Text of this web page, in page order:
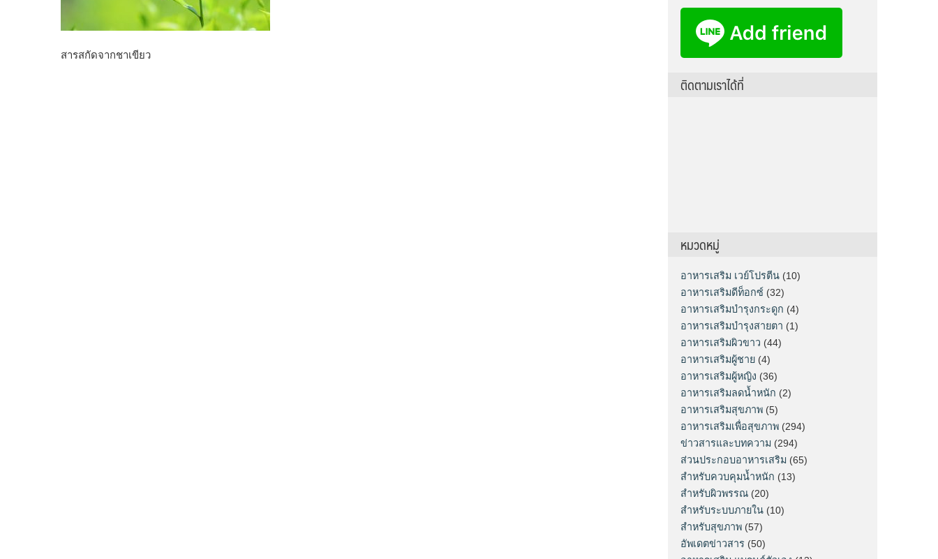
สารสกัดจากชาเขียว
ติดตามเราได้ที่
หมวดหมู่
อาหารเสริม เวย์โปรตีน (10)
อาหารเสริมดีท็อกซ์ (32)
อาหารเสริมบำรุงกระดูก (4)
อาหารเสริมบำรุงสายตา (1)
อาหารเสริมผิวขาว (44)
อาหารเสริมผู้ชาย (4)
อาหารเสริมผู้หญิง (36)
อาหารเสริมลดน้ำหนัก (2)
อาหารเสริมสุขภาพ (5)
อาหารเสริมเพื่อสุขภาพ (294)
ข่าวสารและบทความ (294)
ส่วนประกอบอาหารเสริม (65)
สำหรับควบคุมน้ำหนัก (13)
สำหรับผิวพรรณ (20)
สำหรับระบบภายใน (10)
สำหรับสุขภาพ (57)
อัพเดตข่าวสาร (50)